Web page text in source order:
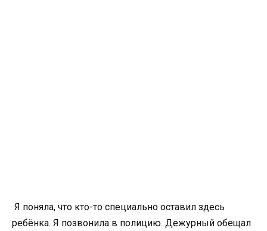
Я поняла, что кто-то специально оставил здесь
ребёнка. Я позвонила в полицию. Дежурный обещал